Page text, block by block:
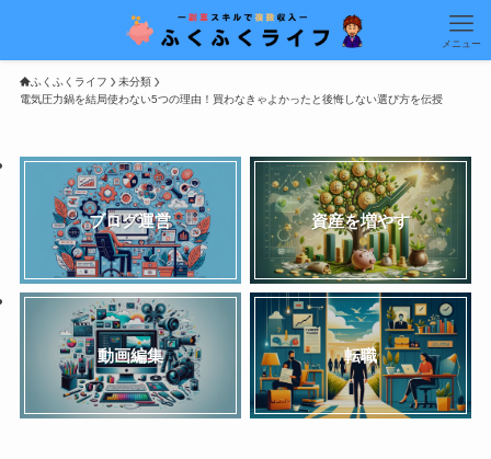
メニュー
ふくふくライフ
未分類
電気圧力鍋を結局使わない5つの理由！買わなきゃよかったと後悔しない選び方を伝授
ブログ運営 資産を増やす
動画編集 転職